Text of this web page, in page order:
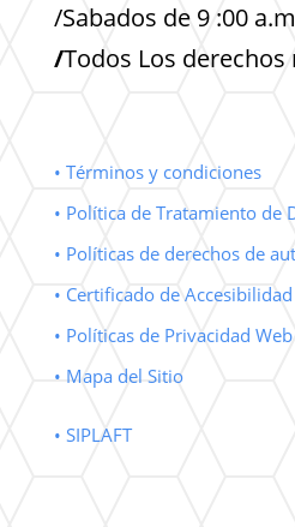
/Sabados de 9 :00
/Todos Los derechos
• Términos y condiciones
• Política de Tratamiento de
• Políticas de derechos de
• Certificado de Accesibilidad
• Políticas de Privacidad Web
• Mapa del Sitio
• SIPLAFT